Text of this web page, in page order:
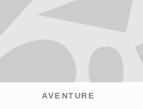
AVENTURE